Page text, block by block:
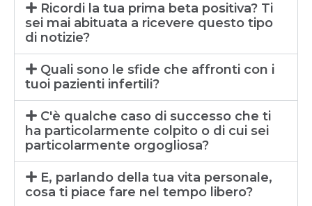
Ricordi la tua prima beta positiva? Ti
sei mai abituata a ricevere questo tipo
di notizie?
Quali sono le sfide che affronti con i
tuoi pazienti infertili?
C'è qualche caso di successo che ti
ha particolarmente colpito o di cui sei
particolarmente orgogliosa?
E, parlando della tua vita personale,
cosa ti piace fare nel tempo libero?